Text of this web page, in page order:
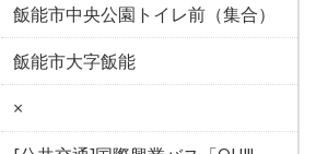
飯能市中央公園トイレ前（集合）
飯能市大字飯能
×